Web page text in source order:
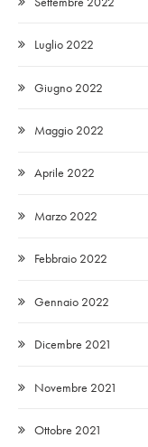
Luglio 2022
Giugno 2022
Maggio 2022
Aprile 2022
Marzo 2022
Febbraio 2022
Gennaio 2022
Dicembre 2021
Novembre 2021
Ottobre 2021